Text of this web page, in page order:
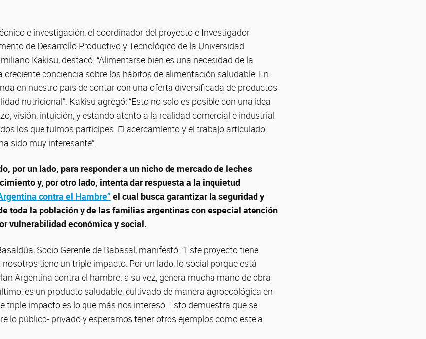
e investigación, el coordinador del proyecto e Investigador
de Desarrollo Productivo y Tecnológico de la Universidad
Kakisu, destacó: “Alimentarse bien es una necesidad de la
creciente conciencia sobre los hábitos de alimentación saludable. En
en nuestro país de contar con una oferta diversificada de productos
nutricional”. Kakisu agregó: “Esto no solo es posible con una idea
visión, intuición, y estando atento a la realidad comercial e industrial
los que fuimos partícipes. El acercamiento y el trabajo articulado
sido muy interesante”.
por un lado, para responder a un nicho de mercado de leches
y, por otro lado, intenta dar respuesta a la inquietud
contra el Hambre”el cual busca garantizar la seguridad y
toda la población y de las familias argentinas con especial atención
vulnerabilidad económica y social.
Socio Gerente de Babasal, manifestó: “Este proyecto tiene
tiene un triple impacto. Por un lado, lo social porque está
Argentina contra el hambre; a su vez, genera mucha mano de obra
es un producto saludable, cultivado de manera agroecológica en
triple impacto es lo que más nos interesó. Esto demuestra que se
lo público- privado y esperamos tener otros ejemplos como este a